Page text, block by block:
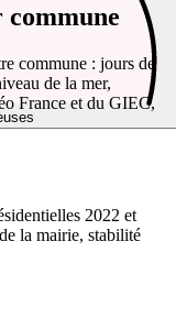
commune : jours de
de la mer,
France et du GIEC,
2022 et
la mairie, stabilité